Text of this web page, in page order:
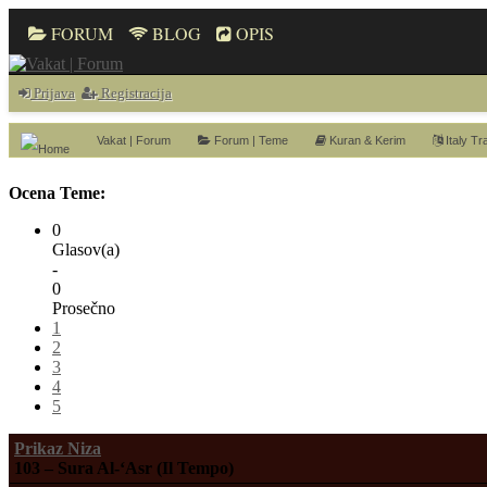
FORUM BLOG OPIS
Prijava Registracija
Vakat | Forum Forum | Teme Kuran & Kerim Italy
Ocena Teme:
0
Glasov(a)
-
0
Prosečno
1
2
3
4
5
Prikaz Niza
103 – Sura Al-‘Asr (Il Tempo)